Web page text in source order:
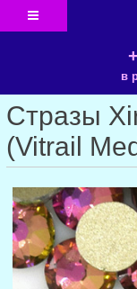
в
Стразы
(Vitrail